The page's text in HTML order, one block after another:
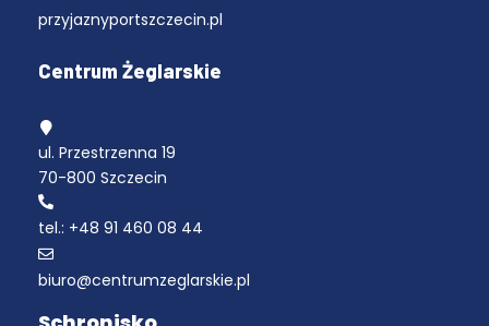
przyjaznyportszczecin.pl
Centrum Żeglarskie
ul. Przestrzenna 19
70-800 Szczecin
tel.: +48 91 460 08 44
biuro@centrumzeglarskie.pl